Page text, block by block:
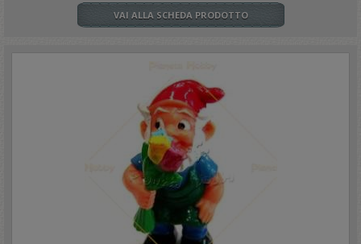
VAI ALLA SCHEDA PRODOTTO